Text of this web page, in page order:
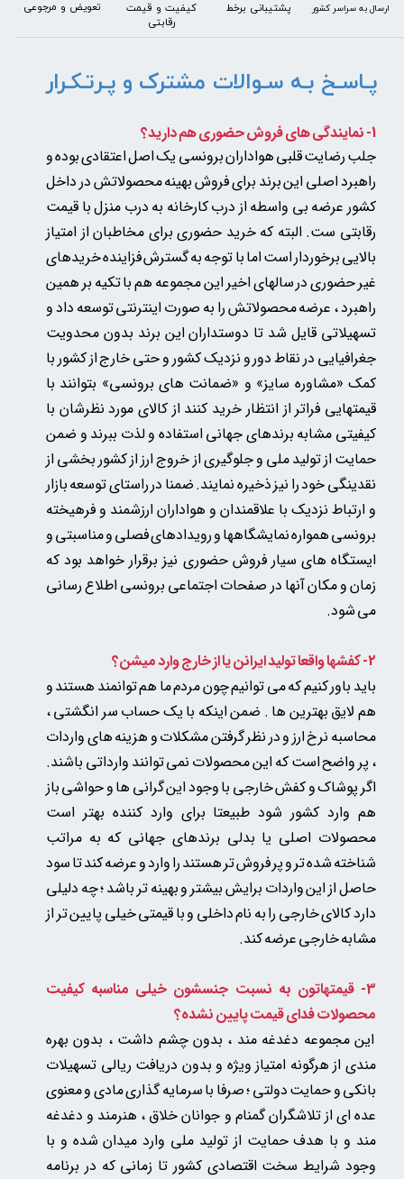
★★
★★★★★
★★★★★
​ارسال به سراسر کشور پشتیبانی برخط
کیفیت و قیمت
رقابتی
​​​تعویض و مرجوعی
پـاسـخ بـه سـوالات مشترک و پـرتـکـرار
1- نمایندگی های فروش حضوری هم دارید؟
جلب رضایت قلبی هواداران برونسی یک اصل اعتقادی بوده و
راهبرد اصلی این برند برای فروش بهینه محصولاتش در داخل
کشور عرضه بی واسطه از درب کارخانه به درب منزل با قیمت
رقابتی ست. البته که خرید حضوری برای مخاطبان از امتیاز
بالایی برخوردار است اما با توجه به گسترش فزاینده خریدهای
غیر حضوری در سالهای اخیر این مجموعه هم با تکیه بر همین
راهبرد ، عرضه محصولاتش را به صورت اینترنتی توسعه داد و
تسهیلاتی قایل شد تا دوستداران این برند بدون محدویت
جغرافیایی در نقاط دور و نزدیک کشور و حتی خارج از کشور با
کمک «مشاوره سایز» و «ضمانت های برونسی» بتوانند با
قیمتهایی فراتر از انتظار خرید کنند از کالای مورد نظرشان با
کیفیتی مشابه برندهای جهانی استفاده و لذت ببرند و ضمن
حمایت از تولید ملی و جلوگیری از خروج ارز از کشور بخشی از
نقدینگی خود را نیز ذخیره نمایند. ضمنا در راستای توسعه بازار
و ارتباط نزدیک با علاقمندان و هواداران ارزشمند و فرهیخته
برونسی همواره نمایشگاهها و رویدادهای فصلی و مناسبتی و
ایستگاه های سیار فروش حضوری نیز برقرار خواهد بود که
زمان و مکان آنها در صفحات اجتماعی برونسی اطلاع رسانی
می شود.
2- کفشها واقعا تولید ایرانن یا از خارج وارد میشن؟
باید باور کنیم که می توانیم چون مردم ما هم توانمند هستند و
هم لایق بهترین ها . ضمن اینکه با یک حساب سر انگشتی ،
محاسبه نرخ ارز و در نظر گرفتن مشکلات و هزینه های واردات
، پر واضح است که این محصولات نمی توانند وارداتی باشند.
اگر پوشاک و کفش خارجی با وجود این گرانی ها و حواشی باز
هم وارد کشور شود طبیعتا برای وارد کننده بهتر است
محصولات اصلی یا بدلی برندهای جهانی که به مراتب
شناخته شده تر و پر فروش تر هستند را وارد و عرضه کندتا سود
حاصل از این واردات برایش بیشتر و بهینه تر باشد ؛ چه دلیلی
دارد کالای خارجی را به نام داخلی و با قیمتی خیلی پایین تر از
مشابه خارجی عرضه کند.
3- قیمتهاتون به نسبت جنسشون خیلی مناسبه
کیفیت
محصولات فدای قیمت پایین نشده؟
این مجموعه دغدغه مند ، بدون چشم داشت ، بدون بهره
مندی از هرگونه امتیاز ویژه و بدون دریافت ریالی تسهیلات
بانکی و حمایت دولتی ؛ صرفا با سرمایه گذاری مادی و معنوی
عده ای از تلاشگران گمنام و جوانان خلاق ، هنرمند و دغدغه
مند و با هدف حمایت از تولید ملی وارد میدان شده و با
وجود شرایط سخت اقتصادی کشور تا زمانی که در برنامه